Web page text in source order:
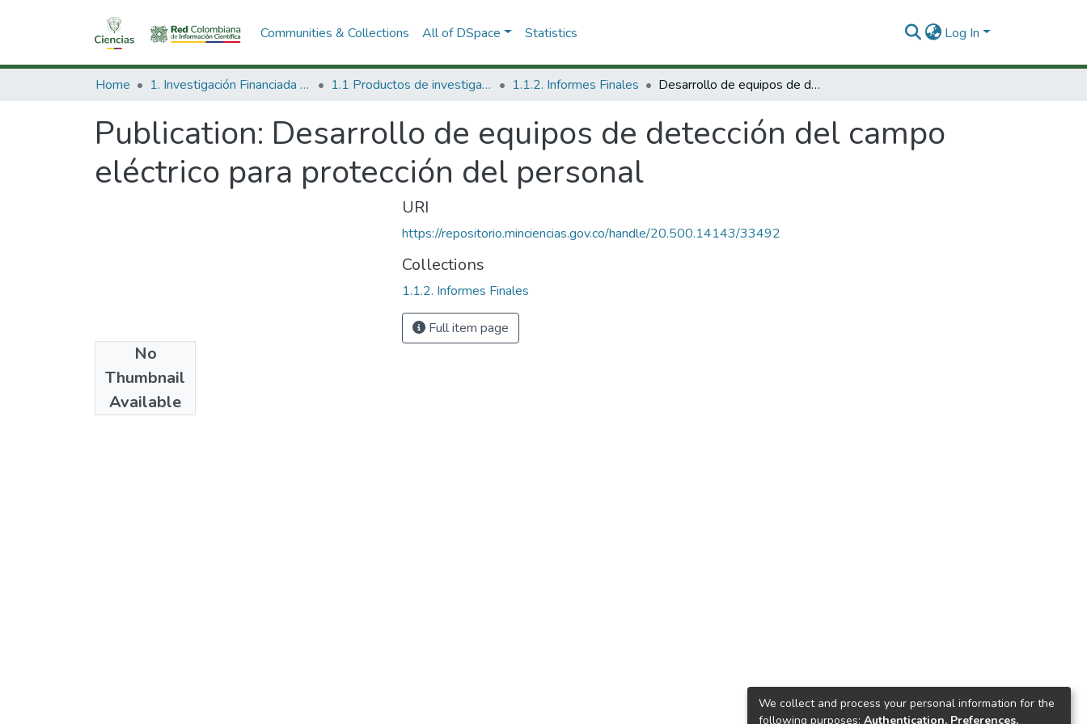
Communities & Collections All of DSpace Statistics Log In
Home 1. Investigación Financiada con Recursos Públicos 1.1 Productos de investigación 1.1.2. Informes Finales Desarrollo de equipos de detección del campo eléctrico para protección del personal
Publication: Desarrollo de equipos de detección del campo
eléctrico para protección del personal
No
Thumbnail
Available
2005
URI
https://repositorio.minciencias.gov.co/handle/20.500.14143/33492
Collections
1.1.2. Informes Finales
Full item page
We collect and process your personal information for the
following purposes: Authentication, Preferences,